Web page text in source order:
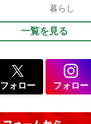
される」
暮らし
一覧を見る
フォロー フォロー